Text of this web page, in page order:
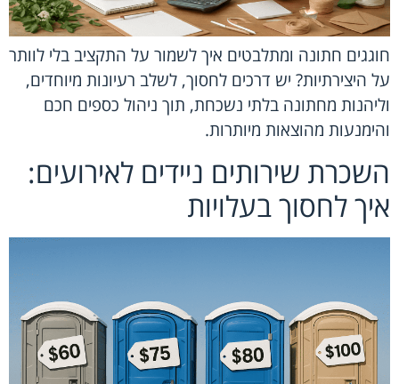
חוגגים חתונה ומתלבטים איך לשמור על התקציב בלי לוותר
על היצירתיות? יש דרכים לחסוך, לשלב רעיונות מיוחדים,
וליהנות מחתונה בלתי נשכחת, תוך ניהול כספים חכם
והימנעות מהוצאות מיותרות.
השכרת שירותים ניידים לאירועים:
איך לחסוך בעלויות